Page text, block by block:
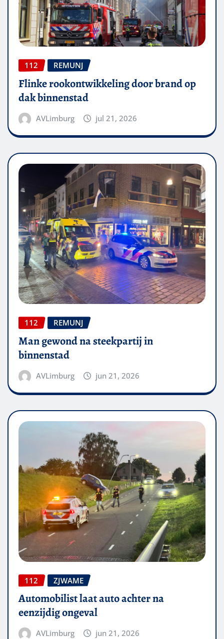
112 REMUNJ
Flinke rookontwikkeling door brand op
dak binnenstad
AVLimburg jul 21, 2026
112 REMUNJ
Man gewond na steekpartij in
binnenstad
AVLimburg jun 21, 2026
112 ZJWAME
Automobilist laat auto achter na
eenzijdig ongeval
AVLimburg jun 21, 2026